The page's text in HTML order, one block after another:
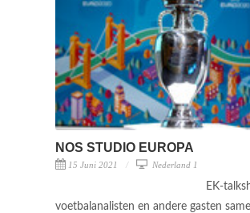
NOS STUDIO EUROPA
15 Juni 2021 Nederland 1
EK-
voetbalanalisten en andere gasten